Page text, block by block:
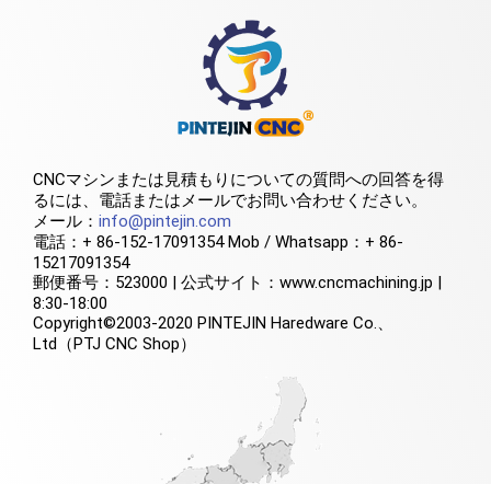
CNCマシンまたは見積もりについての質問への回答を得
るには、電話またはメールでお問い合わせください。
メール： info@pintejin.com
電話：+ 86-152-17091354 Mob / Whatsapp：+ 86-
15217091354
郵便番号：523000 | 公式サイト：www.cncmachining.jp |
8:30-18:00
Copyright©2003-2020 PINTEJIN Haredware Co.、
Ltd（PTJ CNC Shop）